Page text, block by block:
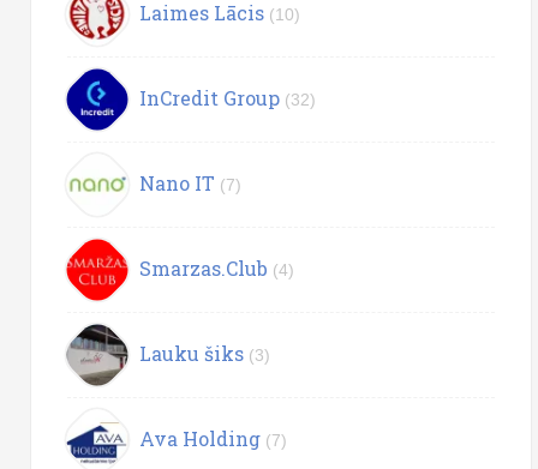
Laimes Lācis (10)
InCredit Group (32)
Nano IT (7)
Smarzas.Club (4)
Lauku šiks (3)
Ava Holding (7)